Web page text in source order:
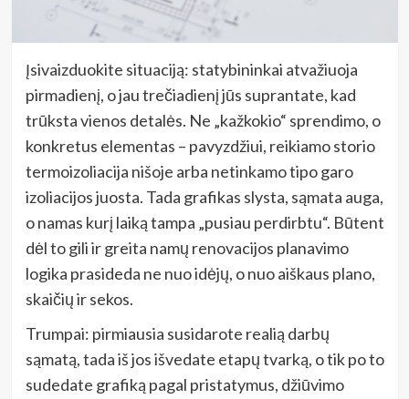
Įsivaizduokite situaciją: statybininkai atvažiuoja
pirmadienį, o jau trečiadienį jūs suprantate, kad
trūksta vienos detalės. Ne „kažkokio“ sprendimo, o
konkretus elementas – pavyzdžiui, reikiamo storio
termoizoliacija nišoje arba netinkamo tipo garo
izoliacijos juosta. Tada grafikas slysta, sąmata auga,
o namas kurį laiką tampa „pusiau perdirbtu“. Būtent
dėl to gili ir greita namų renovacijos planavimo
logika prasideda ne nuo idėjų, o nuo aiškaus plano,
skaičių ir sekos.
Trumpai: pirmiausia susidarote realią darbų
sąmatą, tada iš jos išvedate etapų tvarką, o tik po to
sudedate grafiką pagal pristatymus, džiūvimo